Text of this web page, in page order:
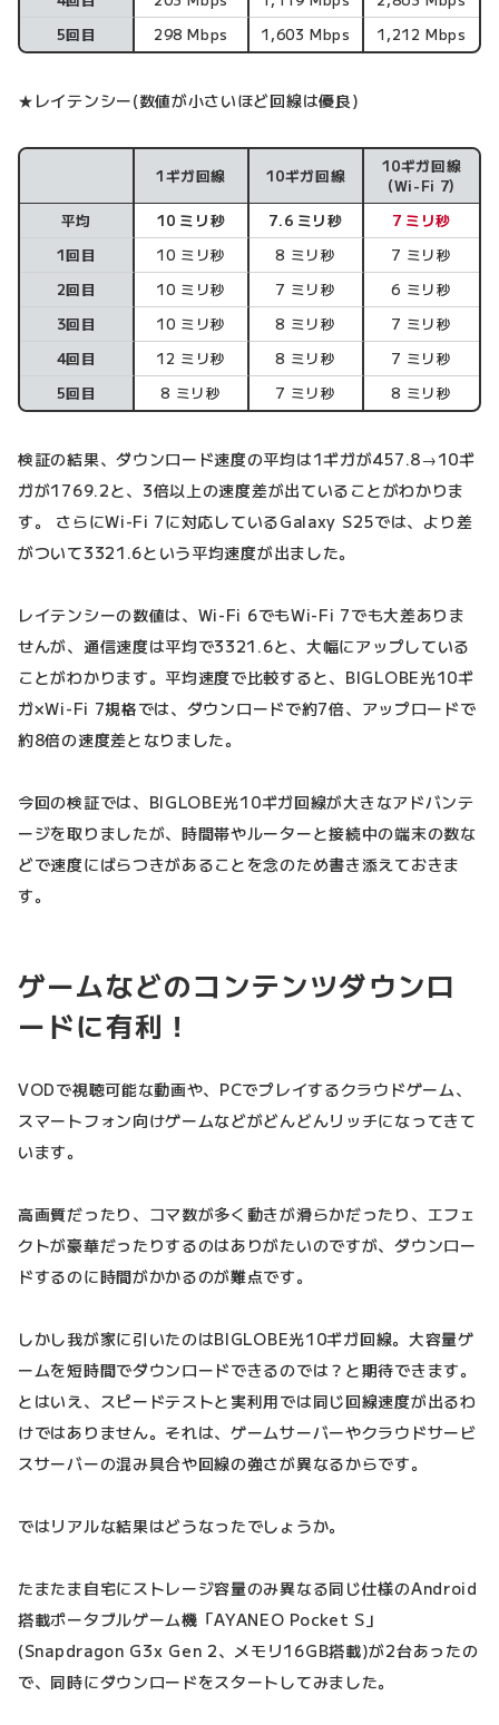
5回目
298 Mbps 1,603 Mbps 1,212 Mbps
★レイテンシー(数値が小さいほど回線は優良)
レイテンシー1ギガ回線 10ギガ回線
10ギガ回線
(Wi-Fi 7)
平均
10 ミリ秒 7.6 ミリ秒
7 ミリ秒
1回目
10 ミリ秒 8 ミリ秒
7 ミリ秒
2回目
10 ミリ秒 7 ミリ秒
6 ミリ秒
3回目
10 ミリ秒 8 ミリ秒
7 ミリ秒
4回目
12 ミリ秒 8 ミリ秒
7 ミリ秒
5回目
8 ミリ秒 7 ミリ秒 8 ミリ秒
検証の結果、ダウンロード速度の平均は1ギガが457.8→10ギ
ガが1769.2と、3倍以上の速度差が出ていることがわかりま
す。 さらにWi-Fi 7に対応しているGalaxy S25では、より差
がついて3321.6という平均速度が出ました。
レイテンシーの数値は、Wi-Fi 6でもWi-Fi 7でも大差ありま
せんが、通信速度は平均で3321.6と、大幅にアップしている
ことがわかります。平均速度で比較すると、BIGLOBE光10ギ
ガ×Wi-Fi 7規格では、ダウンロードで約7倍、アップロードで
約8倍の速度差となりました。
今回の検証では、BIGLOBE光10ギガ回線が大きなアドバンテ
ージを取りましたが、時間帯やルーターと接続中の端末の数な
どで速度にばらつきがあることを念のため書き添えておきま
す。
ゲームなどのコンテンツダウンロ
ードに有利！
VODで視聴可能な動画や、PCでプレイするクラウドゲーム、
スマートフォン向けゲームなどがどんどんリッチになってきて
います。
高画質だったり、コマ数が多く動きが滑らかだったり、エフェ
クトが豪華だったりするのはありがたいのですが、ダウンロー
ドするのに時間がかかるのが難点です。
しかし我が家に引いたのはBIGLOBE光10ギガ回線。大容量ゲ
ームを短時間でダウンロードできるのでは？と期待できます。
とはいえ、スピードテストと実利用では同じ回線速度が出るわ
けではありません。それは、ゲームサーバーやクラウドサービ
スサーバーの混み具合や回線の強さが異なるからです。
ではリアルな結果はどうなったでしょうか。
たまたま自宅にストレージ容量のみ異なる同じ仕様のAndroid
搭載ポータブルゲーム機「AYANEO Pocket S」
(Snapdragon G3x Gen 2、メモリ16GB搭載)が2台あったの
で、同時にダウンロードをスタートしてみました。